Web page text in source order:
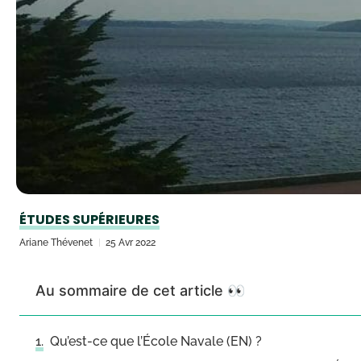
ÉTUDES SUPÉRIEURES
Ariane Thévenet 25 Avr 2022
Au sommaire de cet article 👀
Qu’est-ce que l’École Navale (EN) ?